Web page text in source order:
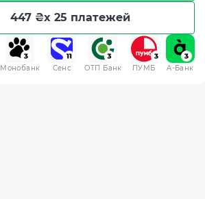
447 ₴x 25 платежей
Монобанк Сенс ОТП Банк ПУМБ A-Банк